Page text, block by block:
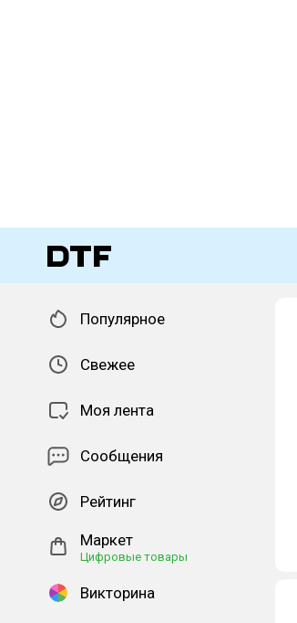
Популярное
Свежее
Моя лента
Сообщения
Рейтинг
Маркет
Цифровые товары
Викторина